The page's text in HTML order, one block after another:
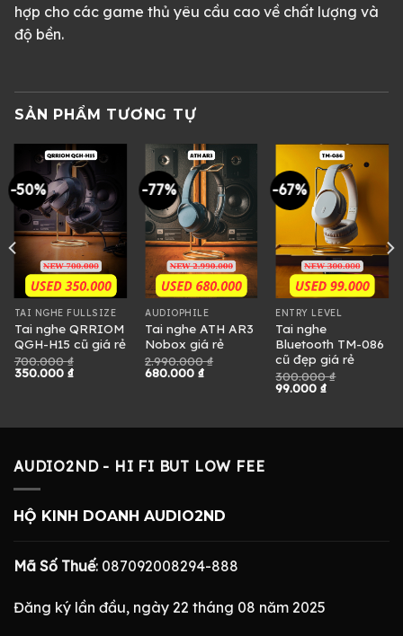
hợp cho các game thủ yêu cầu cao về chất lượng và
độ bền.
SẢN PHẨM TƯƠNG TỰ
-50%
TAI NGHE FULLSIZE
Tai nghe QRRIOM
QGH-H15 cũ giá rẻ
700.000₫
Giá
350.000 ₫Giá
-77%
AUDIOPHILE
Tai nghe ATH AR3
Nobox giá rẻ
2.990.000₫
Giá
680.000₫Giá
-67%
ENTRY LEVEL
Tai nghe
Bluetooth TM-086
cũ đẹp giá rẻ
300.000₫
Giá
99.000₫Giá
AUDIO2ND - HI FI BUT LOW FEE
HỘ KINH DOANH AUDIO2ND
Mã Số Thuế: 087092008294-888
Đăng ký lần đầu, ngày 22 tháng 08 năm 2025